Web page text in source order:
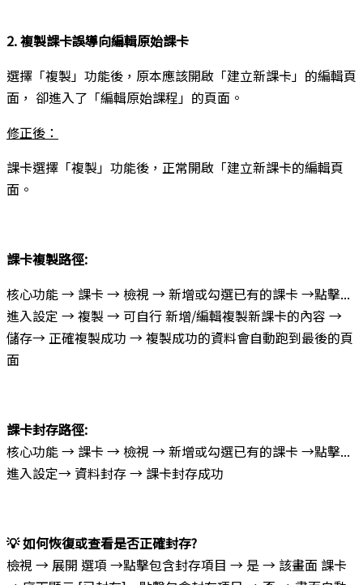
2. 複製課卡誤導向編輯原始課卡
選擇「複製」功能後，原本應該開啟「建立新課卡」的編輯頁
面， 卻進入了「編輯原始課程」的頁面。
修正後：
課卡選擇「複製」功能後，正常開啟「建立新課卡的編輯頁
面。
課卡複製路徑:
核心功能 → 課卡 → 檢視 → 新增或勾選已有的課卡 →點擊...
進入設定 → 複製 → 可自行 新增/編輯複製新課卡的內容 →
儲存→ 正確複製成功 → 複製成功的資料會自動跑到最後的頁
面
課卡封存路徑:
核心功能 → 課卡 → 檢視 → 新增或勾選已有的課卡 →點擊...
進入設定→ 資料封存 → 課卡封存成功
💡 如何恢復或查看是否正確封存?
檢視 → 展開 選項 →點擊包含封存項目 → 是 → 該畫面 課卡